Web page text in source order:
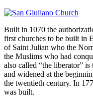
Built in 1070 the
first churches to be built in
of Saint Julian who the
the Muslims who had
also called “the liberator”
and widened at the
the twentieth century. In
was built.